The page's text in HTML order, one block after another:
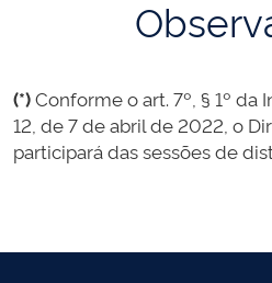
(*)Conforme o art. 7º, § 1º da
12, de 7 de abril de 2022, o
participará das sessões de